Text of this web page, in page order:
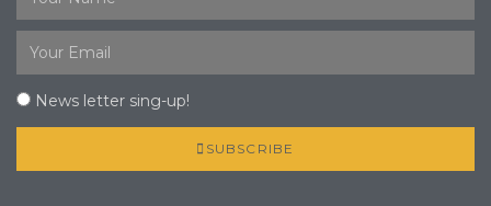
News letter sing-up!
SUBSCRIBE